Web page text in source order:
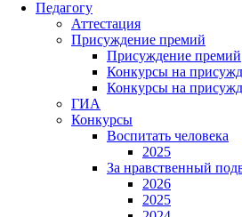
Педагогу
Аттестация
Присуждение премий
Присуждение премий
Конкурсы на
Конкурсы на
ГИА
Конкурсы
Воспитать человека
2025
За нравственный
2026
2025